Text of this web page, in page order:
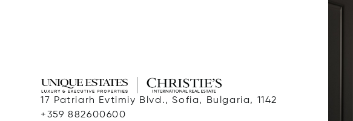
17 Patriarh Evtimiy Blvd., Sofia, Bulgaria, 1142
+359 882600600